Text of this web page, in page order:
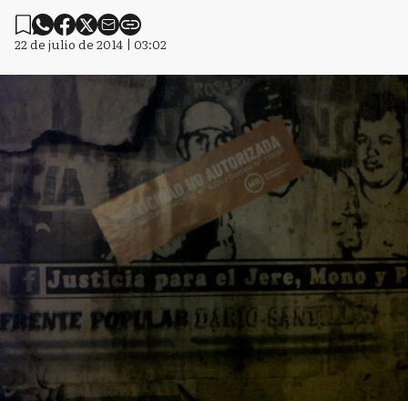
22 de julio de 2014 | 03:02